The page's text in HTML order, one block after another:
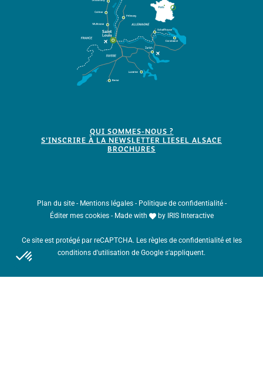
QUI SOMMES-NOUS ?
S'INSCRIRE À LA NEWSLETTER LIESEL ALSACE
BROCHURES
Plan du site - Mentions légales - Politique de confidentialité -
Éditer mes cookies - Made with by IRIS Interactive
Ce site est protégé par reCAPTCHA. Les règles de confidentialitéet les
conditions d'utilisation de Google s'appliquent.